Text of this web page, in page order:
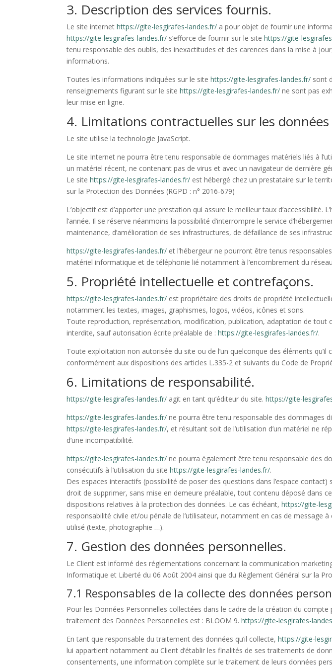
3. Description des services fournis.
Le site internethttps://gite-lesgirafes-landes.fr/ a pour objet de fournir une
https://gite-lesgirafes-landes.fr/ s’efforce de fournir sur le sitehttps://gite-
tenu responsable des oublis, des inexactitudes et des carences dans la mise à
informations.
Toutes les informations indiquées sur le sitehttps://gite-lesgirafes-landes.fr/ sont
renseignements figurant sur le sitehttps://gite-lesgirafes-landes.fr/ ne sont pas
leur mise en ligne.
4. Limitations contractuelles sur les
Le site utilise la technologie JavaScript.
Le site Internet ne pourra être tenu responsable de dommages matériels liés à
un matériel récent, ne contenant pas de virus et avec un navigateur de dernière
Le sitehttps://gite-lesgirafes-landes.fr/ est hébergé chez un prestataire sur le
sur la Protection des Données (RGPD : n° 2016-679)
L’objectif est d’apporter une prestation qui assure le meilleur taux
l’année. Il se réserve néanmoins la possibilité d’interrompre le service
maintenance, d’amélioration de ses infrastructures, de défaillance de ses
https://gite-lesgirafes-landes.fr/ et l’hébergeur ne pourront être tenus
matériel informatique et de téléphonie lié notamment à l’encombrement du
5. Propriété intellectuelle et contrefaçons.
https://gite-lesgirafes-landes.fr/ est propriétaire des droits de propriété
notamment les textes, images, graphismes, logos, vidéos, icônes et sons.
Toute reproduction, représentation, modification, publication, adaptation de
interdite, sauf autorisation écrite préalable de :https://gite-lesgirafes-landes.fr/.
Toute exploitation non autorisée du site ou de l’un quelconque des éléments
conformément aux dispositions des articles L.335-2 et suivants du Code de
6. Limitations de responsabilité.
https://gite-lesgirafes-landes.fr/ agit en tant qu’éditeur du site.https://gite-
https://gite-lesgirafes-landes.fr/ ne pourra être tenu responsable des dommages
https://gite-lesgirafes-landes.fr/, et résultant soit de l’utilisation d’un matériel ne
d’une incompatibilité.
https://gite-lesgirafes-landes.fr/ ne pourra également être tenu responsable des
consécutifs à l’utilisation du sitehttps://gite-lesgirafes-landes.fr/.
Des espaces interactifs (possibilité de poser des questions dans l’espace
droit de supprimer, sans mise en demeure préalable, tout contenu déposé dans
dispositions relatives à la protection des données. Le cas échéant,https://gite-
responsabilité civile et/ou pénale de l’utilisateur, notamment en cas de
utilisé (texte, photographie …).
7. Gestion des données personnelles.
Le Client est informé des réglementations concernant la communication
Informatique et Liberté du 06 Août 2004 ainsi que du Règlement Général sur la
7.1 Responsables de la collecte des données
Pour les Données Personnelles collectées dans le cadre de la création du
traitement des Données Personnelles est : BLOOM 9.https://gite-lesgirafes-
En tant que responsable du traitement des données qu’il collecte,https://gite-
lui appartient notamment au Client d’établir les finalités de ses traitements de
consentements, une information complète sur le traitement de leurs données